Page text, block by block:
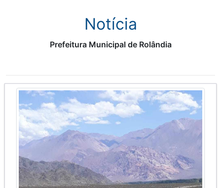
Notícia
Prefeitura Municipal de Rolândia